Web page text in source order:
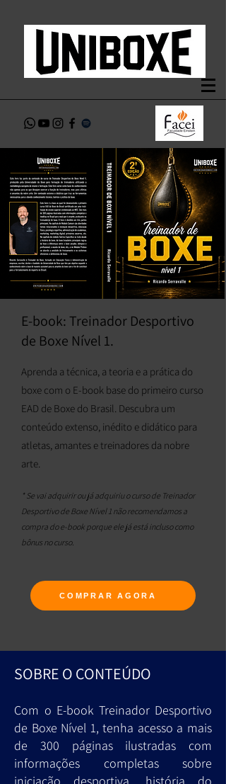
E-book: Treinador Desportivo
de Boxe Nível 1.
Aprenda a técnica, a teoria e a prática do
boxe com o E-book base do primeiro curso
EAD de Boxe do Brasil. Descubra um
conteúdo extenso, inédito e didático para
atletas, amantes e treinadores da nobre
arte.
* Se vai adquirir ou já adquiriu o curso de Treinador
Desportivo de Boxe Nível 1 não recomendamos a
compra do e-book porque ele já está incluso como
bônus no curso.
COMPRAR AGORA
SOBRE O CONTEÚDO
Com o E-book Treinador Desportivo
de Boxe Nível 1, tenha acesso a mais
de 300 páginas ilustradas com
informações completas sobre